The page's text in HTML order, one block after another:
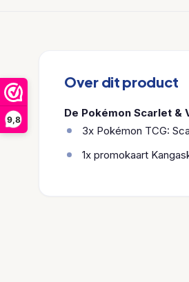
9,8
Over dit product
De Pokémon Scarlet &
3x Pokémon TCG:
1x promokaart